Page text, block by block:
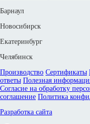
Барнаул
Новосибирск
Екатеринбург
Челябинск
Производство Сертификаты
ответы Полезная
Согласие на обработку
соглашение Политика
Разработка сайта